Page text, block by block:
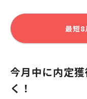
最短8
今月中に内定
く！